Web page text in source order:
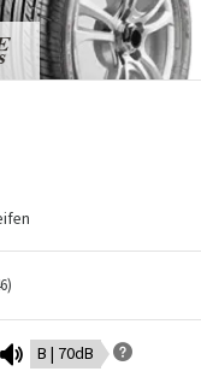
B | 70dB